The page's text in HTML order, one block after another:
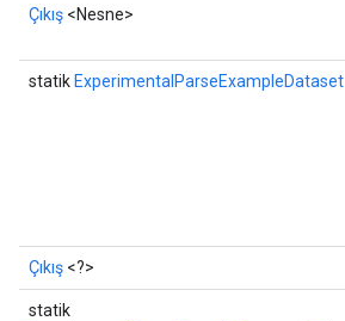
Çıkış <Nesne>
statik ExperimentalParseExampleDataset
Çıkış <?>
statik